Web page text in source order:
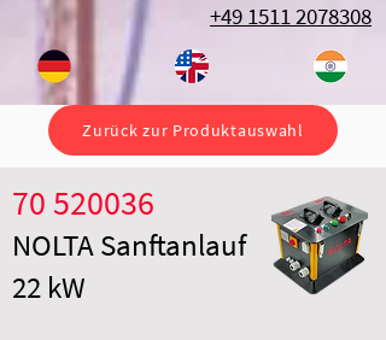
+49 1511 2078308
Zurück zur Produktauswahl
NOLTA Sanftanlauf
22 kW
70 520036